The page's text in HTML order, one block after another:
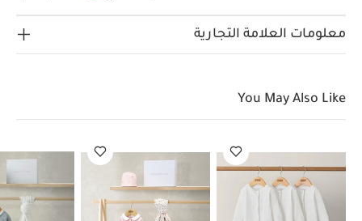
مكون من قطعتين
مزين بطبعة سماوية ساحرة
قفازات
مدمجة وأزرار كبس لتسهيل التبديل< /li>
100%
قطن تعليمات العناية/الإرشادات:
تنظيف على 40
بالمجفف
يُكوى على البارد
أيضاً:طقم بيجاما قطعة واحدة عضوية بلون أبيض - 3 قطع
مجموعة
هدايا أهلاً بالعالم – وردية مجموعة هدايا أهلاً بالعالم – زرقاء
هذايا أفرول مطرز بالدب تيدي للرضع، قطعتين سلة هدايا للرضع -
مجموعة ملابس داكلينج ‏وبطانية منسوجة
معلومات العلامة التجارية
You May Also Like